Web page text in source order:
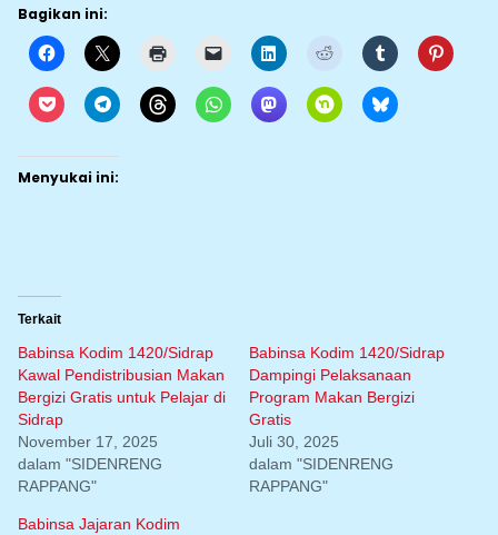
Bagikan ini:
Menyukai ini:
Terkait
Babinsa Kodim 1420/Sidrap
Kawal Pendistribusian Makan
Bergizi Gratis untuk Pelajar di
Sidrap
November 17, 2025
dalam "SIDENRENG
RAPPANG"
Babinsa Kodim 1420/Sidrap
Dampingi Pelaksanaan
Program Makan Bergizi
Gratis
Juli 30, 2025
dalam "SIDENRENG
RAPPANG"
Babinsa Jajaran Kodim